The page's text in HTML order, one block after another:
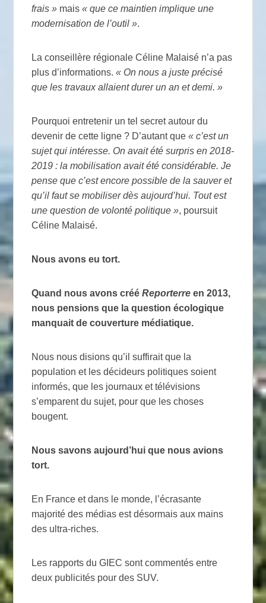
frais » mais« que ce maintien implique une
modernisation de l’outil ».
La conseillère régionale Céline Malaisé n’a pas
plus d’informations.« On nous a juste précisé
que les travaux allaient durer un an et demi. »
Pourquoi entretenir un tel secret autour du
devenir de cette ligne ? D’autant que« c’est un
sujet qui intéresse. On avait été surpris en 2018-
2019 : la mobilisation avait été considérable. Je
pense que c’est encore possible de la sauver et
qu’il faut se mobiliser dès aujourd’hui. Tout est
une question de volonté politique », poursuit
Céline Malaisé.
Nous avons eu tort.
Quand nous avons crééReporterre en 2013,
nous pensions que la question écologique
manquait de couverture médiatique.
Nous nous disions qu’il suffirait que la
population et les décideurs politiques soient
informés, que les journaux et télévisions
s’emparent du sujet, pour que les choses
bougent.
Nous savons aujourd’hui que nous avions
tort.
En France et dans le monde, l’écrasante
majorité des médias est désormais aux mains
des ultra-riches.
Les rapports duGIEC sont commentés entre
deux publicités pour des SUV.